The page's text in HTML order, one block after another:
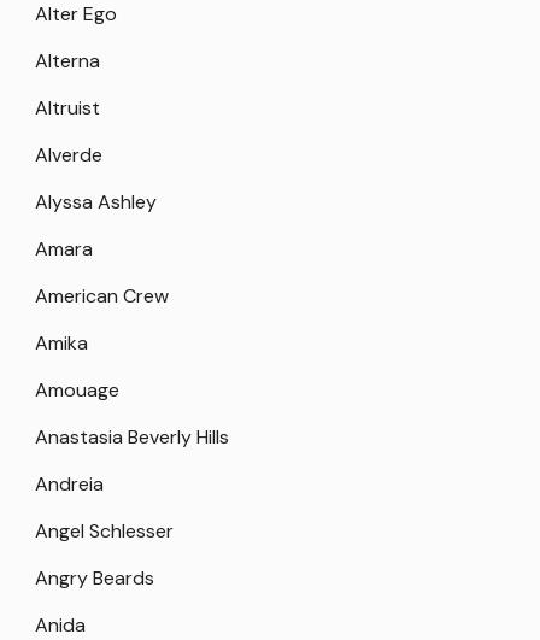
Alter Ego
Alterna
Altruist
Alverde
Alyssa Ashley
Amara
American Crew
Amika
Amouage
Anastasia Beverly Hills
Andreia
Angel Schlesser
Angry Beards
Anida